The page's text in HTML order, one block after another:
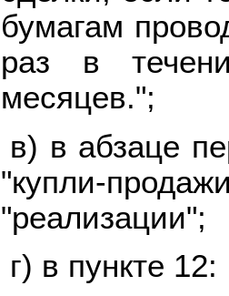
бумагам
раз в
месяцев.";
в) в абзаце
"купли-
"реализации";
г) в пункте 12: